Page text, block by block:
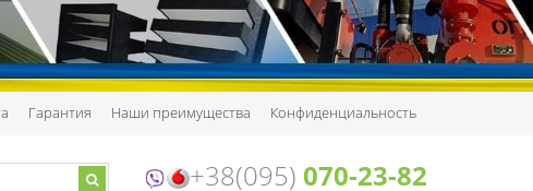
Гарантия Наши преимущества Конфиденциальность
+38(095) 070-23-82